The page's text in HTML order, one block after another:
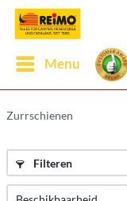
Menu
Zurrschienen
Filteren